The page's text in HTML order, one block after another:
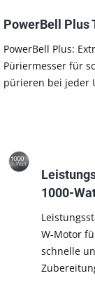
PowerBell Plus
PowerBell Plus:
Püriermesser für
pürieren bei jeder
1000-
W-Motor
schnelle